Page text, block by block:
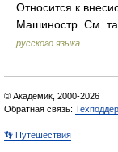
Относится к
Машиностр. См.
русского языка
© Академик, 2000-2026
Обратная связь:
👣 Путешествия